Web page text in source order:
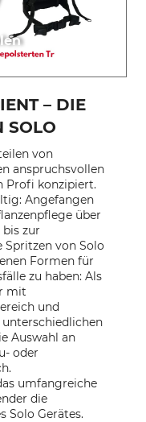
–DIE
SOLO
von
anspruchsvollen
Profi konzipiert.
Angefangen
über
zur
von Solo
Formen für
zu haben: Als
mit
und
Auswahl an
oder
umfangreiche
die
Solo Gerätes.